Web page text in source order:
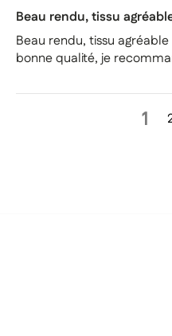
Beau rendu, tissu
Beau rendu, tissu
bonne qualité, je
1